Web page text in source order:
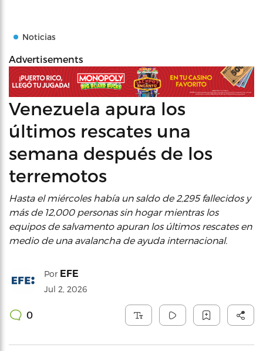
Noticias
Advertisements
Venezuela apura los
últimos rescates una
semana después de los
terremotos
Hasta el miércoles había un saldo de 2,295 fallecidos y
más de 12,000 personas sin hogar mientras los
equipos de salvamento apuran los últimos rescates en
medio de una avalancha de ayuda internacional.
Por EFE
Jul 2, 2026
0